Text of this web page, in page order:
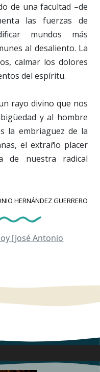
de una facultad –de
las fuerzas de
mundos más
al desaliento. La
calmar los dolores
del espíritu.
rayo divino que nos
y al hombre
la embriaguez de la
el extraño placer
de nuestra radical
HERNÁNDEZ GUERRERO
[José Antonio